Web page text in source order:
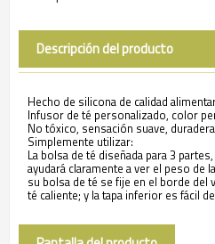
Descripción del producto
Hecho de silicona de calidad
Infusor de té personalizado, color
No tóxico, sensación suave,
Simplemente utilizar:
La bolsa de té diseñada para 3
ayudará claramente a ver el peso de
su bolsa de té se fije en el borde del
té caliente; y la tapa inferior es fácil